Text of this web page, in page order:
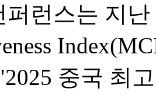
퍼런스는 지
중국 최